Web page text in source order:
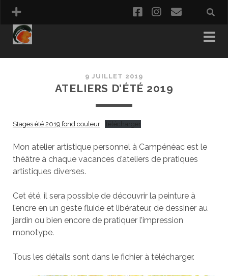
facebookinstagram
email
9 JUILLET 2019
ATELIERS D’ÉTÉ 2019
Stages été 2019 fond couleur Télécharger
Mon atelier artistique personnel à Campénéac est le
théâtre à chaque vacances d’ateliers de pratiques
artistiques diverses.
Cet été, il sera possible de découvrir la peinture à
l’encre en un geste fluide et libérateur, de dessiner au
jardin ou bien encore de pratiquer l’impression
monotype.
Tous les détails sont dans le fichier à télécharger.